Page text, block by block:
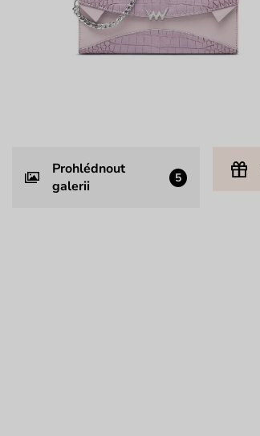
Prohlédnout
galerii
5